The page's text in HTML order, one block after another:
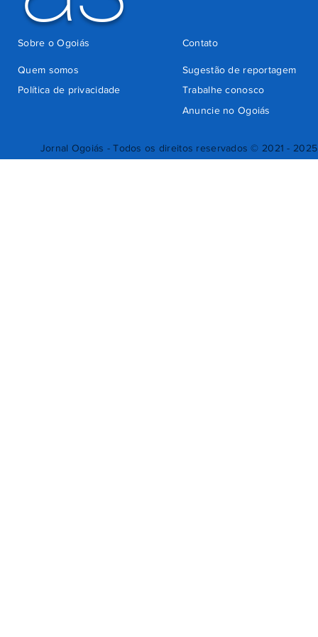
Jornal Ogoiás - Todos os direitos reservados © 2021 - 2025
Quem somos
Sugestão de reportagem
Trabalhe conosco
Política de privacidade
Anuncie no Ogoiás
Contato
Sobre o Ogoiás